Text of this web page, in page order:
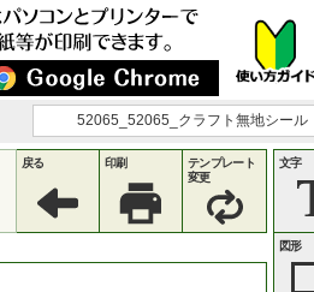
52065_52065_クラフト無地シール
戻る 印刷
テンプレート
変更
文字
図形